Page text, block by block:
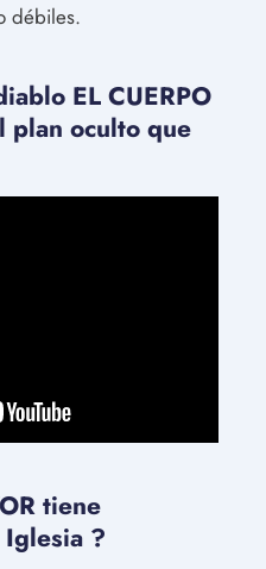
débiles.
EL CUERPO
plan oculto que
tiene
?